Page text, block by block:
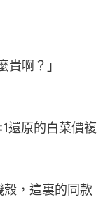
貴啊？」
還原的白菜價複
，這裏的同款